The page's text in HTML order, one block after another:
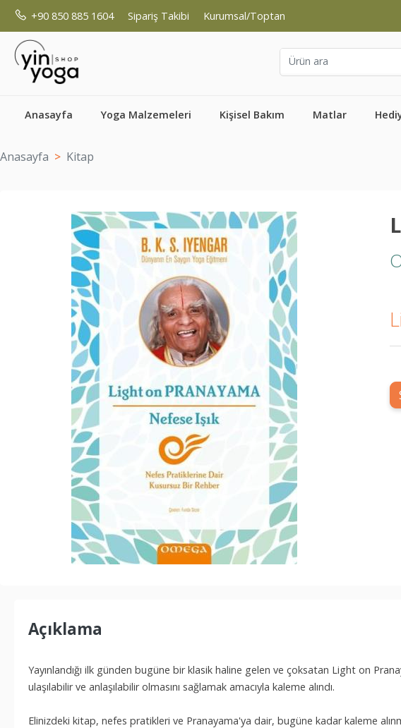
+90 850 885 1604 Sipariş Takibi Kurumsal/Toptan
Anasayfa Yoga Malzemeleri Kişisel Bakım Matlar
Anasayfa Kitap
Açıklama
Yayınlandığı ilk günden bugüne bir klasik haline gelen ve çoksatan Light on
ulaşılabilir ve anlaşılabilir olmasını sağlamak amacıyla kaleme alındı.
Elinizdeki kitap, nefes pratikleri ve Pranayama'ya dair, bugüne kadar kaleme